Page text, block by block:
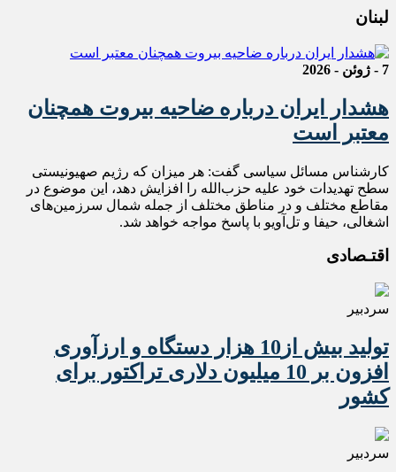
لبنان
7 - ژوئن - 2026
هشدار ایران درباره ضاحیه بیروت همچنان
معتبر است
کارشناس مسائل سیاسی گفت: هر میزان که رژیم صهیونیستی
سطح تهدیدات خود علیه حزب‌الله را افزایش دهد، این موضوع در
مقاطع مختلف و در مناطق مختلف از جمله شمال سرزمین‌های
اشغالی، حیفا و تل‌آویو با پاسخ مواجه خواهد شد.
اقتـصادی
سردبیر
تولید بیش از10 هزار دستگاه و ارزآوری
افزون بر 10 میلیون دلاری تراکتور برای
کشور
سردبیر